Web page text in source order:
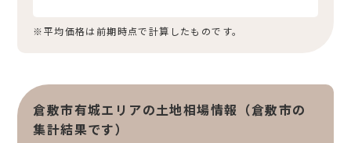
※平均価格は前期時点で計算したものです。
倉敷市有城エリアの土地相場情報（倉敷市の
集計結果です）